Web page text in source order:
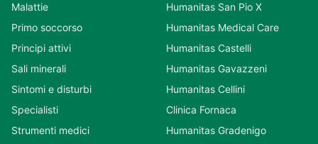
Malattie
Primo soccorso
Principi attivi
Sali minerali
Sintomi e disturbi
Specialisti
Strumenti medici
Humanitas San Pio X
Humanitas Medical Care
Humanitas Castelli
Humanitas Gavazzeni
Humanitas Cellini
Clinica Fornaca
Humanitas Gradenigo